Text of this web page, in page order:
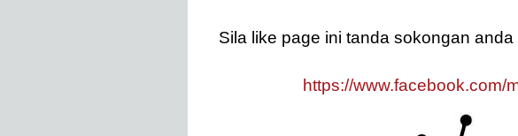
Sila like page ini tanda sokongan
https://www.facebook.com/